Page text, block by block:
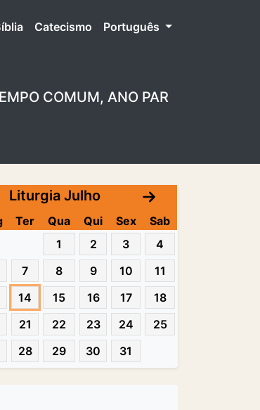
Catecismo Português
COMUM, ANO PAR
Liturgia Julho
Ter Qua Qui Sex
Sab
1
2 3
4
7 8 9 10
11
14 15 16 17
18
21 22 23 24
25
28 29 30 31